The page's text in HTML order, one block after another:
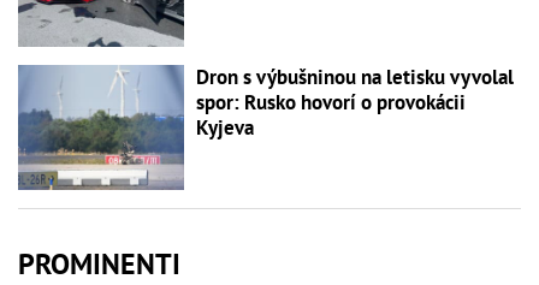
Dron s výbušninou na letisku vyvolal
spor: Rusko hovorí o provokácii
Kyjeva
PROMINENTI